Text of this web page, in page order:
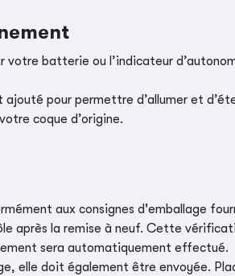
batterie ou l’indicateur
pour permettre d’allumer et
coque d’origine.
aux consignes d'emballage
après la remise à neuf. Cette
sera automatiquement effectué.
elle doit également être envoyée.